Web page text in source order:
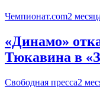
Чемпионат.com2
«Динамо»
Тюкавина в
Свободная пресса2